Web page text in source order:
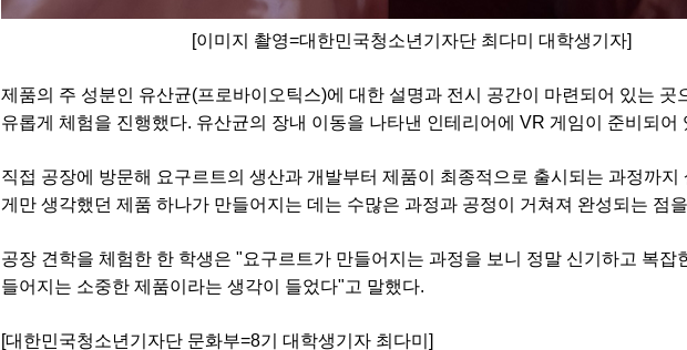
[이미지 촬영=대한민국청소년기자단 최다미 대학생기자]
제품의 주 성분인 유산균(프로바이오틱스)에 대한 설명과 전시 공간이 마련되어 있는 곳
유롭게 체험을 진행했다. 유산균의 장내 이동을 나타낸 인테리어에 VR 게임이 준비되어
직접 공장에 방문해 요구르트의 생산과 개발부터 제품이 최종적으로 출시되는 과정까지
게만 생각했던 제품 하나가 만들어지는 데는 수많은 과정과 공정이 거쳐져 완성되는 점
공장 견학을 체험한 한 학생은 "요구르트가 만들어지는 과정을 보니 정말 신기하고 복잡
들어지는 소중한 제품이라는 생각이 들었다"고 말했다.
[대한민국청소년기자단 문화부=8기 대학생기자 최다미 ]